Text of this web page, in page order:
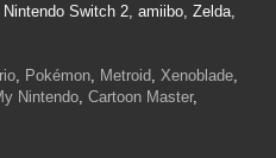
Switch 2, amiibo, Zelda,
, Pokémon, Metroid, Xenoblade,
Nintendo, Cartoon Master,